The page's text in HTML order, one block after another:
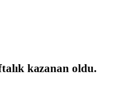
kazanan oldu.